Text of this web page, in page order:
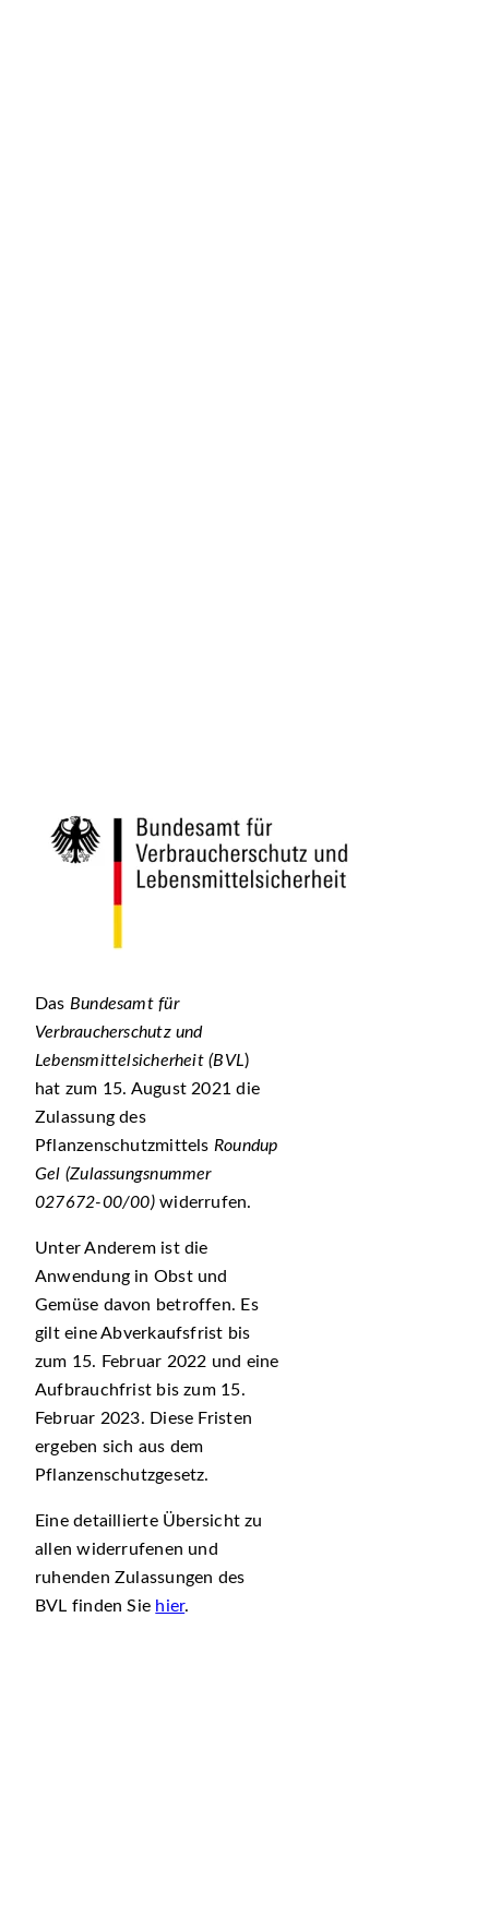
Das Bundesamt für
Verbraucherschutz und
Lebensmittelsicherheit (BVL)
hat zum 15. August 2021 die
Zulassung des
Pflanzenschutzmittels Roundup
Gel (Zulassungsnummer
027672-00/00)widerrufen.
Unter Anderem ist die
Anwendung in Obst und
Gemüse davon betroffen. Es
gilt eine Abverkaufsfrist bis
zum 15. Februar 2022 und eine
Aufbrauchfrist bis zum 15.
Februar 2023. Diese Fristen
ergeben sich aus dem
Pflanzenschutzgesetz.
Eine detaillierte Übersicht zu
allen widerrufenen und
ruhenden Zulassungen des
BVL finden Sie hier.